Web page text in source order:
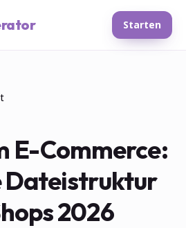
Starten
E-Commerce:
Dateistruktur
2026